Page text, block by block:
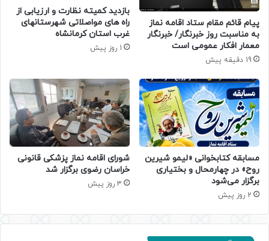
پیام قائم مقام ستاد اقامه نماز
به مناسبت روز خبرنگار/ خبرنگار
معمار افکار عمومی است
19 دقیقه پیش
بازدید کمیته نظارت و ارزیابی از
راه های مواصلاتی شهرستانهای
غرب استان کرمانشاه
1 روز پیش
مسابقه کتابخوانی «لیمو شیرین
روح» در چهارمحال و بختیاری
برگزار می‌شود
2 روز پیش
شورای اقامه نماز پزشکی قانونی
خراسان رضوی برگزار شد
3 روز پیش